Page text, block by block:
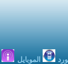
الموبايل